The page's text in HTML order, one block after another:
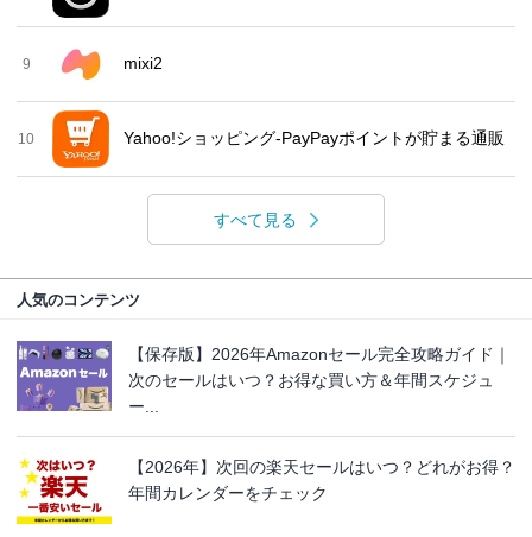
9 mixi2
10 Yahoo!ショッピング-PayPayポイントが貯まる通販
すべて見る
人気のコンテンツ
【保存版】2026年Amazonセール完全攻略ガイド｜
次のセールはいつ？お得な買い方＆年間スケジュ
ー...
【2026年】次回の楽天セールはいつ？どれがお得？
年間カレンダーをチェック